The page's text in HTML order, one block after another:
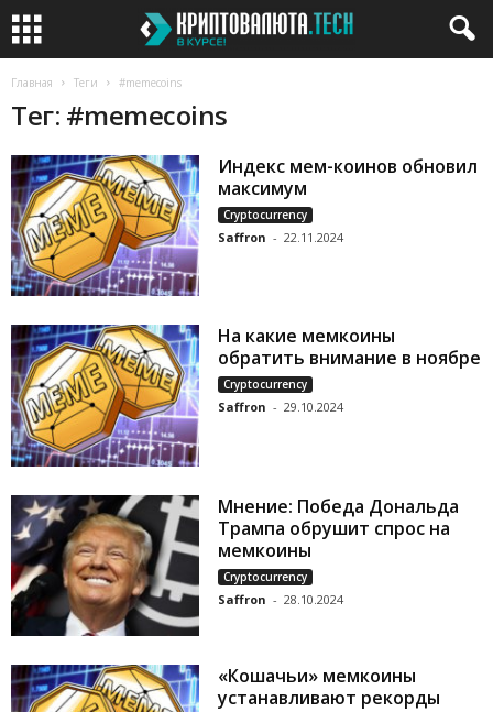
Главная Теги #memecoins
Тег: #memecoins
Индекс мем-коинов обновил
максимум
Cryptocurrency
Saffron - 22.11.2024
На какие мемкоины
обратить внимание в ноябре
Cryptocurrency
Saffron - 29.10.2024
Мнение: Победа Дональда
Трампа обрушит спрос на
мемкоины
Cryptocurrency
Saffron - 28.10.2024
«Кошачьи» мемкоины
устанавливают рекорды